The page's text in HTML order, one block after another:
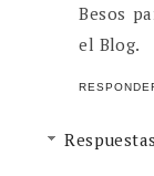
Besos
el Blog.
Respuestas